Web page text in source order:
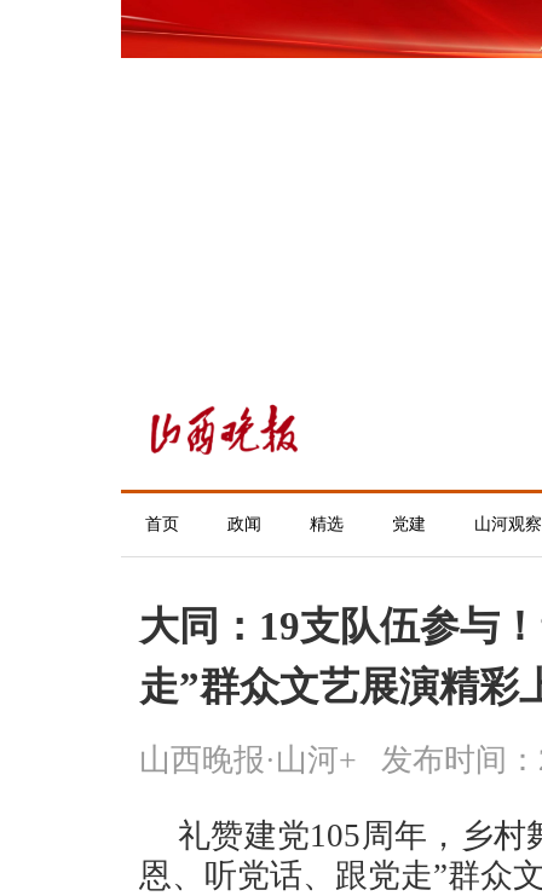
首页 政闻 精选 党建 山河观察
大同：19支队伍参与
走”群众文艺展演精彩
山西晚报·山河+ 发布时间：
礼赞建党105周年，乡
恩、听党话、跟党走”群众